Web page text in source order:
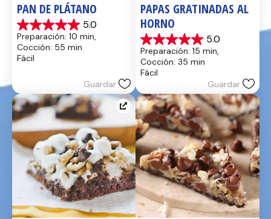
PAN DE PLÁTANO
5.0
5.0
de
5
estrellas.
Preparación: 10 min,
Cocción: 55 min
Fácil
Guardar
PAPAS GRATINADAS AL
HORNO
5.0
5.0
de
5
estrellas.
reseñas
Preparación: 15 min,
Cocción: 35 min
Fácil
Guardar